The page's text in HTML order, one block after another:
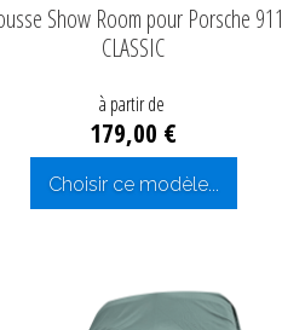
Show Room pour Porsche 911
CLASSIC
à partir de
179,00 €
Choisir ce modèle...